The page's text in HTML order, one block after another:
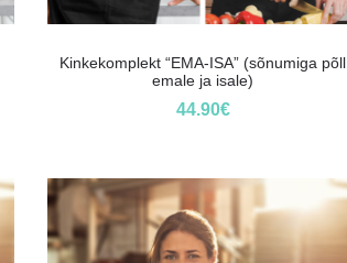
Kinkekomplekt “EMA-ISA” (sõnumiga põll
emale ja isale)
44.90€